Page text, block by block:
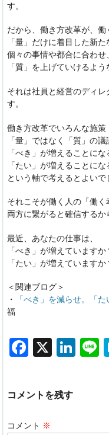
す。
だから、働き方改革が、働
「量」だけに着目した新
個々の事情や都合に合わせ
「質」を上げていけるよ
それは社員と経営のディ
す。
働き方改革でいろんな施策
「量」ではなく「質」の議
「べき」が増えることにな
「たい」が増えることにな
という軸で考えるとよいで
それこそが働く人の「働
両方に繋がると確信するか
最近、あなたの仕事は、
「べき」が増えていますか
「たい」が増えていますか
＜関連ブログ＞
・
「べき」を減らせ。「
福
F
e
b
X
Li
コメントを残す
コメント ※